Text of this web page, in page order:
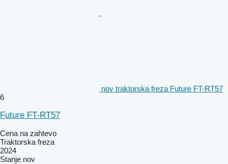
nov traktorska freza Future FT-RT57
6
Future FT-RT57
Cena na zahtevo
Traktorska freza
2024
Stanje nov